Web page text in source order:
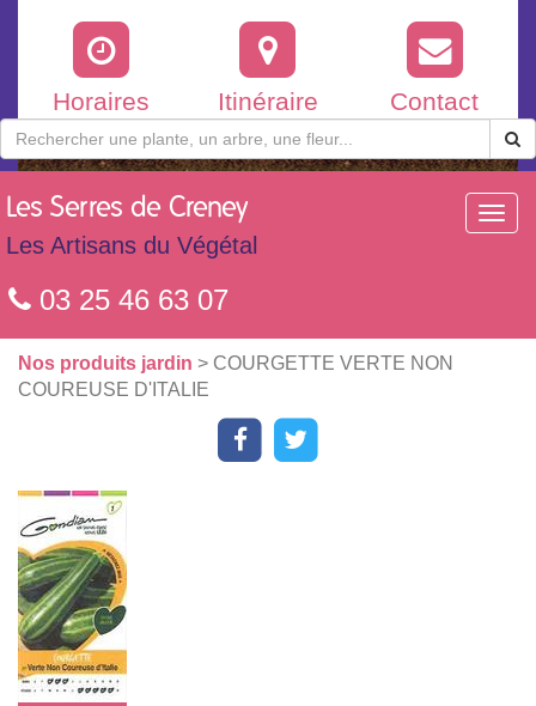
Horaires Itinéraire Contact
Les Serres de Creney
Les Artisans du Végétal
03 25 46 63 07
Nos produits jardin > COURGETTE VERTE NON
COUREUSE D'ITALIE